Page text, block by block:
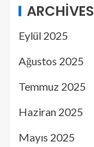
ARCHIVES
Eylül 2025
Ağustos 2025
Temmuz 2025
Haziran 2025
Mayıs 2025